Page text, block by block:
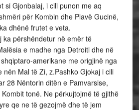
si Gjonbalaj, i cili punon me aq
për Kombin dhe Plavë Gucinë,
dhënë frutet e veta.
ka përshëndetur në emër të
e madhe nga Detroiti dhe në
amerikane me origjinë nga
nën Mal të Zi, z.Pashko Gjokaj i cili
28 Nëntorin ditën e Pamvarsise,
tonë. Ne përkujtojmë të gjithë
qe ne të gezojmë dhe të jem